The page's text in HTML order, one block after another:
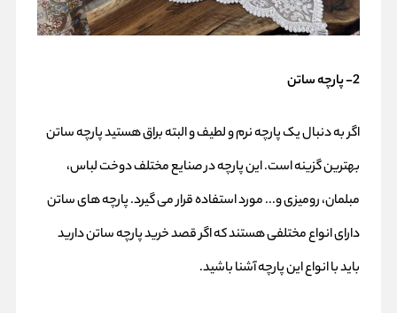
2- پارچه ساتن
اگر به دنبال یک پارچه نرم و لطیف و البته براق هستید پارچه ساتن
بهترین گزینه است. این پارچه در صنایع مختلف دوخت لباس،
مبلمان، رومیزی و... مورد استفاده قرار می گیرد. پارچه های ساتن
دارای انواع مختلفی هستند که اگر قصد خرید پارچه ساتن دارید
باید با انواع این پارچه آشنا باشید.